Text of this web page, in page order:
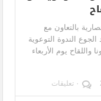
بالتعاون مع
الندوة التوعوية
واللقاح يوم الأربعاء
٠ تعليقات